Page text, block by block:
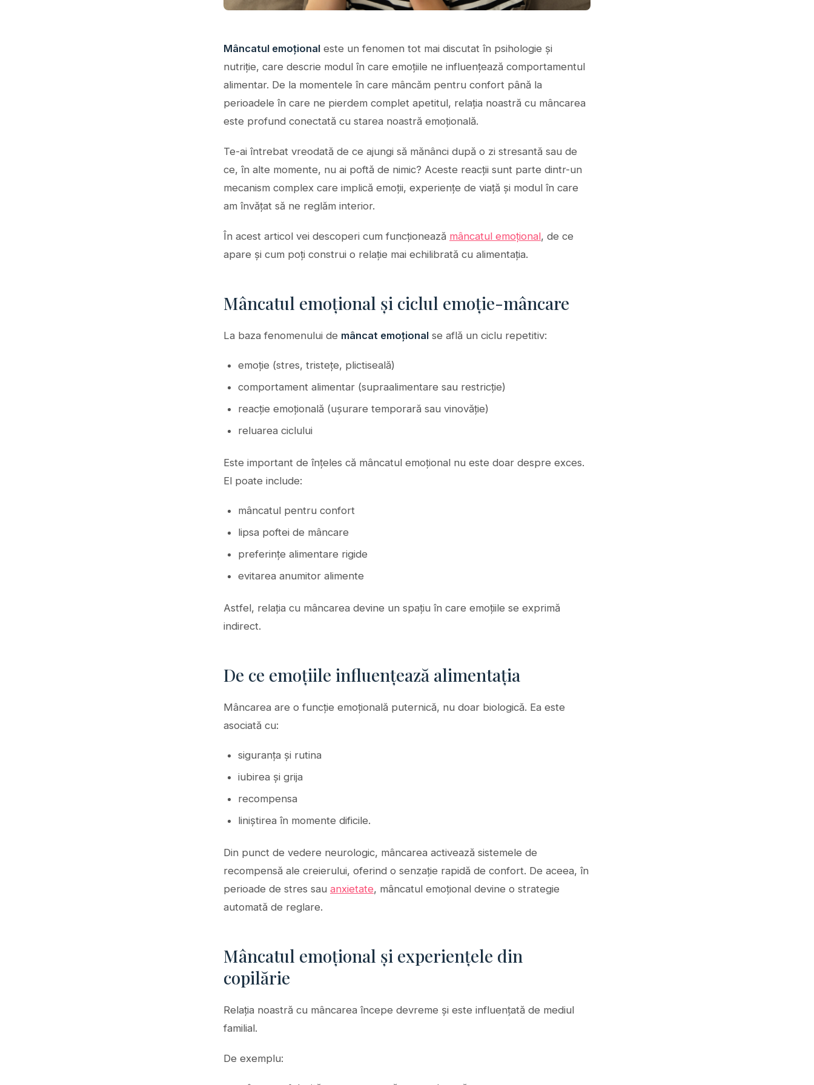
Mâncatul emoțional este un fenomen tot mai discutat în psihologie și
nutriție, care descrie modul în care emoțiile ne influențează comportamentul
alimentar. De la momentele în care mâncăm pentru confort până la
perioadele în care ne pierdem complet apetitul, relația noastră cu mâncarea
este profund conectată cu starea noastră emoțională.
Te-ai întrebat vreodată de ce ajungi să mănânci după o zi stresantă sau de
ce, în alte momente, nu ai poftă de nimic? Aceste reacții sunt parte dintr-un
mecanism complex care implică emoții, experiențe de viață și modul în care
am învățat să ne reglăm interior.
În acest articol vei descoperi cum funcționează mâncatul emoțional, de ce
apare și cum poți construi o relație mai echilibrată cu alimentația.
Mâncatul emoțional și ciclul emoție-mâncare
La baza fenomenului de mâncat emoțional se află un ciclu repetitiv:
emoție (stres, tristețe, plictiseală)
comportament alimentar (supraalimentare sau restricție)
reacție emoțională (ușurare temporară sau vinovăție)
reluarea ciclului
Este important de înțeles că mâncatul emoțional nu este doar despre exces.
El poate include:
mâncatul pentru confort
lipsa poftei de mâncare
preferințe alimentare rigide
evitarea anumitor alimente
Astfel, relația cu mâncarea devine un spațiu în care emoțiile se exprimă
indirect.
De ce emoțiile influențează alimentația
Mâncarea are o funcție emoțională puternică, nu doar biologică. Ea este
asociată cu:
siguranța și rutina
iubirea și grija
recompensa
liniștirea în momente dificile.
Din punct de vedere neurologic, mâncarea activează sistemele de
recompensă ale creierului, oferind o senzație rapidă de confort. De aceea, în
perioade de stres sau anxietate, mâncatul emoțional devine o strategie
automată de reglare.
Mâncatul emoțional și experiențele din
copilărie
Relația noastră cu mâncarea începe devreme și este influențată de mediul
familial.
De exemplu: